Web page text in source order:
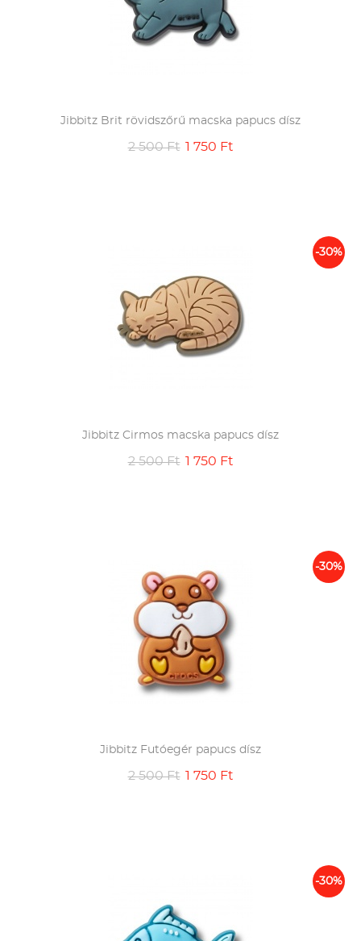
Jibbitz Brit rövidszőrű macska papucs dísz
2 500 Ft 1 750 Ft
-30%
Jibbitz Cirmos macska papucs dísz
2 500 Ft 1 750 Ft
-30%
Jibbitz Futóegér papucs dísz
2 500 Ft 1 750 Ft
-30%